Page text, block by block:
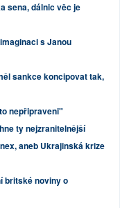
sena, dálnic věc je
s Janou
sankce koncipovat tak,
nepřipraveni"
ty nejzranitelnější
aneb Ukrajinská krize
britské noviny o